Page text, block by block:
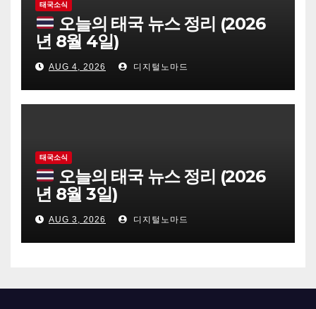
태국소식
오늘의 태국 뉴스 정리 (2026
년 8월 4일)
AUG 4, 2026 디지털노마드
태국소식
오늘의 태국 뉴스 정리 (2026
년 8월 3일)
AUG 3, 2026 디지털노마드